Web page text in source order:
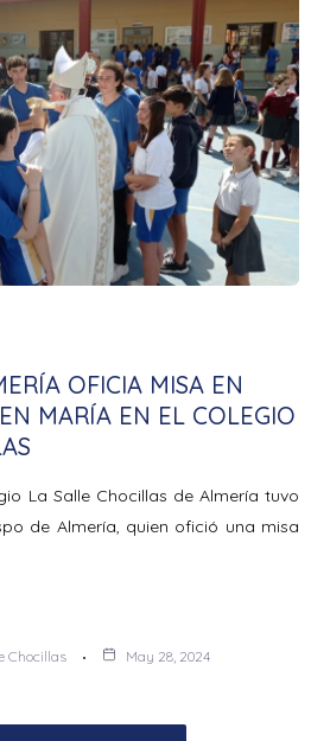
OFICIA MISA EN
MARÍA EN EL COLEGIO
La Salle Chocillas de Almería tuvo
de Almería, quien ofició una misa
Chocillas
May 28, 2024